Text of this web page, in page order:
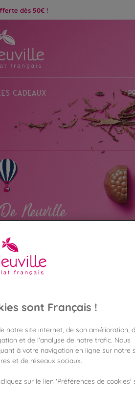
dès 50€ !
Cadeaux
Neuville
la boutique De Neuville de
cadeaux, spécialités
en magasin.
sont Français !
notre site internet, de son amélioration,
et de l'analyse de notre trafic. Nous
à votre navigation en ligne sur notre
et de réseaux sociaux.
sur le lien 'Préférences de cookies'